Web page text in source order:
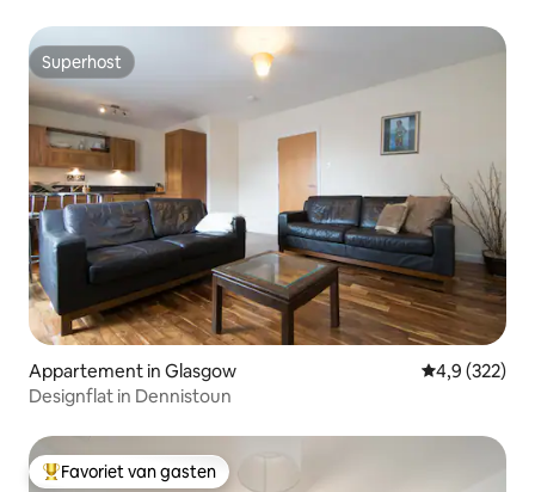
Superhost
Superhost
Appartement in Glasgow Gemiddelde
4,9 (322)
Designflat in Dennistoun
Topfavoriet van gasten
Favoriet van gasten